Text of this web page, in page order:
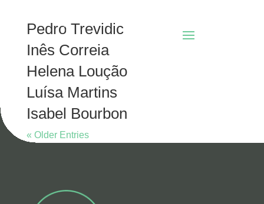
Pedro Trevidic
Inês Correia
Helena Loução
Luísa Martins
Isabel Bourbon
« Older Entries